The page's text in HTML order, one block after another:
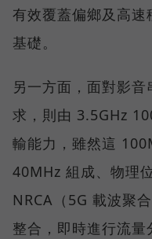
有效覆蓋偏鄉及高
基礎。
另一方面，面對影
求，則由 3.5GHz
輸能力，雖然這
40MHz 組成、物理
NRCA（5G 載波聚
整合，即時進行流